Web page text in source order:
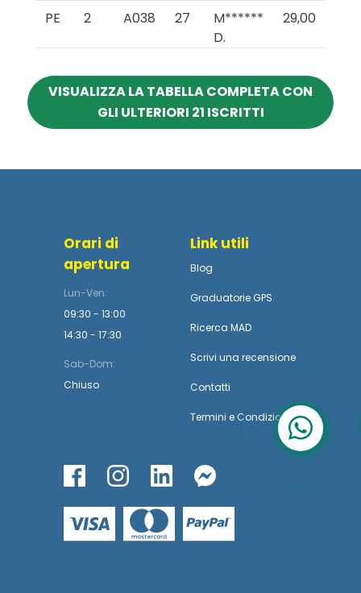
PE 2 A038 27
M******
D.
29,00
VISUALIZZA LA TABELLA COMPLETA CON
GLI ULTERIORI 21 ISCRITTI
Orari di
apertura
Lun-Ven:
09:30 - 13:00
14:30 - 17:30
Sab-Dom:
Chiuso
Link utili
Blog
Graduatorie GPS
Ricerca MAD
Scrivi una recensione
Contatti
Termini e Condizioni